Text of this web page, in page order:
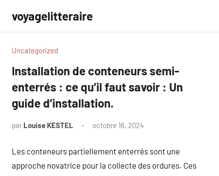
contenu
voyagelitteraire
Uncategorized
Installation de conteneurs semi-
enterrés : ce qu’il faut savoir : Un
guide d’installation.
par Louise KESTEL octobre 16, 2024
Les conteneurs partiellement enterrés sont une
approche novatrice pour la collecte des ordures. Ces